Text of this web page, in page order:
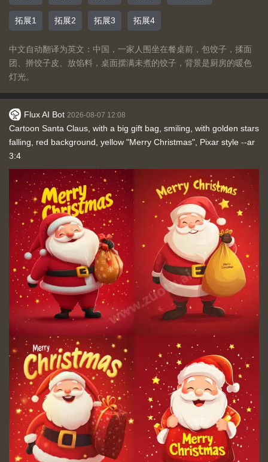
拓展1 拓展2 拓展3 拓展4
中文自动翻译为英文：中国，一家人围坐在餐桌前，包饺子，揉面
团、擀饺子皮、放馅料，桌面摆满未煮的饺子，背景是厨房的暖色
灯光。
Flux AI Bot 2026-08-07 12:08
Cartoon Santa Claus, with a big gift bag, smiling, with golden stars
falling, red background, yellow "Merry Christmas", Pixar style --ar
3:4